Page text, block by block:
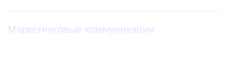
Маркетинговые коммуникации